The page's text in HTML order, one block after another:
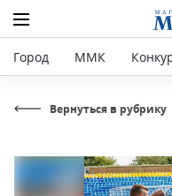
Город ММК
Вернуться в рубрику